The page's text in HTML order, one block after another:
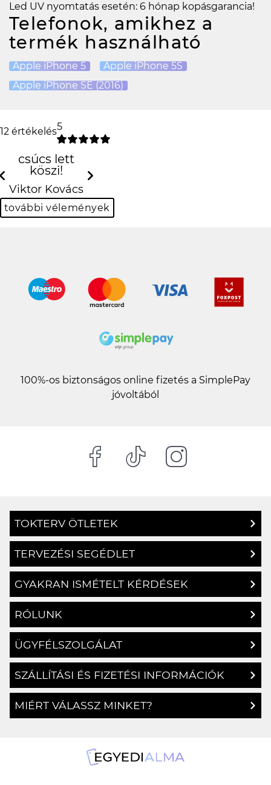
Led UV nyomtatás esetén: 6 hónap kopásgarancia!
Telefonok, amikhez a
termék használható
Apple iPhone 5
Apple iPhone 5S
Apple iPhone SE (2016)
12 értékelés5
csúcs lett
köszi!
Viktor Kovács
Previous Next
további vélemények
100%-os biztonságos online fizetés a SimplePay
jóvoltából
TOKTERV ÖTLETEK
TERVEZÉSI SEGÉDLET
GYAKRAN ISMÉTELT KÉRDÉSEK
RÓLUNK
ÜGYFÉLSZOLGÁLAT
SZÁLLÍTÁSI ÉS FIZETÉSI INFORMÁCIÓK
MIÉRT VÁLASSZ MINKET?